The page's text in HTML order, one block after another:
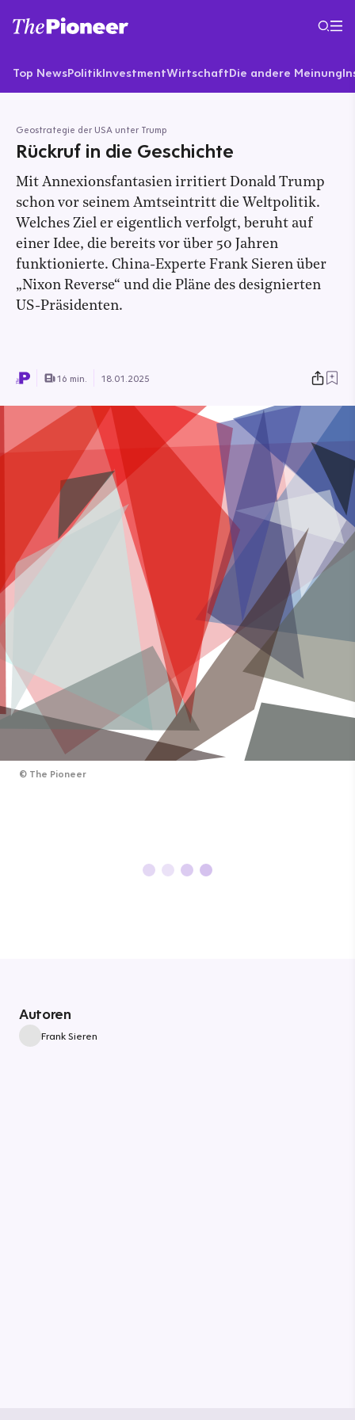
Top NewsPolitikInvestmentWirtschaftDie andere Meinung
Geostrategie der USA unter Trump
Rückruf in die Geschichte
Mit Annexionsfantasien irritiert Donald Trump
schon vor seinem Amtseintritt die Weltpolitik.
Welches Ziel er eigentlich verfolgt, beruht auf
einer Idee, die bereits vor über 50 Jahren
funktionierte. China-Experte Frank Sieren über
„Nixon Reverse“ und die Pläne des designierten
US-Präsidenten.
16 min. 18.01.2025
© The Pioneer
Autoren
Frank Sieren